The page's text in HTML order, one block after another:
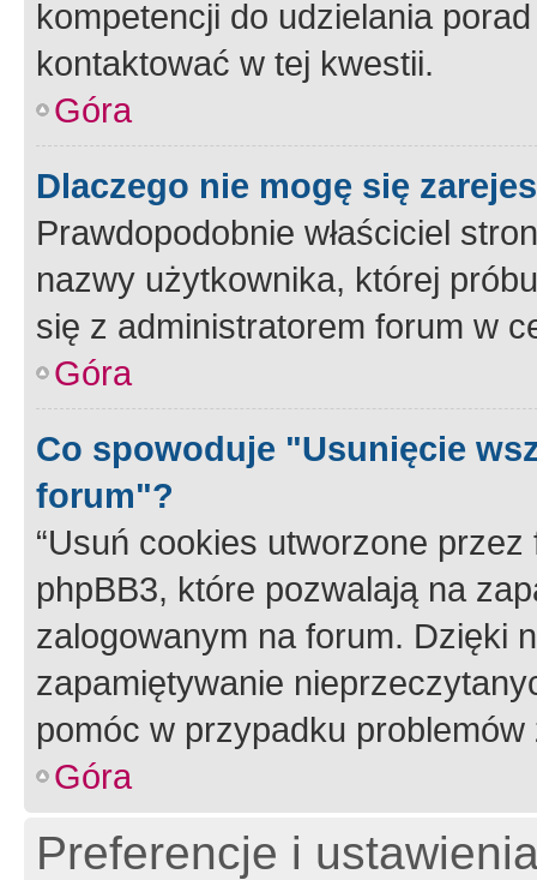
kompetencji do udzielania
kontaktować w tej kwestii.
Góra
Dlaczego nie mogę się
Prawdopodobnie właściciel
nazwy użytkownika, której
się z administratorem forum w
Góra
Co spowoduje "Usunięcie
forum"?
“Usuń cookies utworzone
phpBB3, które pozwalają na
zalogowanym na forum. Dzięki
zapamiętywanie
pomóc w przypadku
Góra
Preferencje i